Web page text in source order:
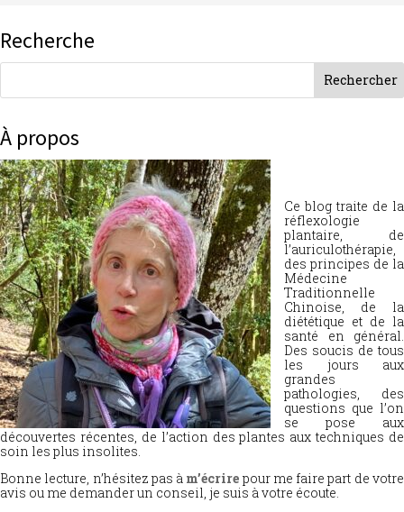
Recherche
À propos
Ce blog traite de la
réflexologie
plantaire, de
l’auriculothérapie,
des principes de la
Médecine
Traditionnelle
Chinoise, de la
diététique et de la
santé en général.
Des soucis de tous
les jours aux
grandes
pathologies, des
questions que l’on
se pose aux
découvertes récentes, de l’action des plantes aux techniques de
soin les plus insolites.
Bonne lecture, n’hésitez pas à m’écrire pour me faire part de votre
avis ou me demander un conseil, je suis à votre écoute.